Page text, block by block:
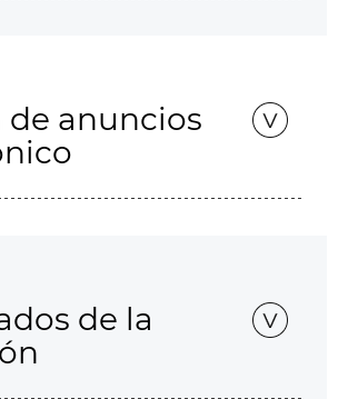
de anuncios
de la